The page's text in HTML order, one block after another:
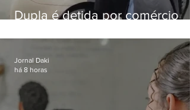
Dupla é detida por comércio
Bangu
Jornal Daki
há 8 horas